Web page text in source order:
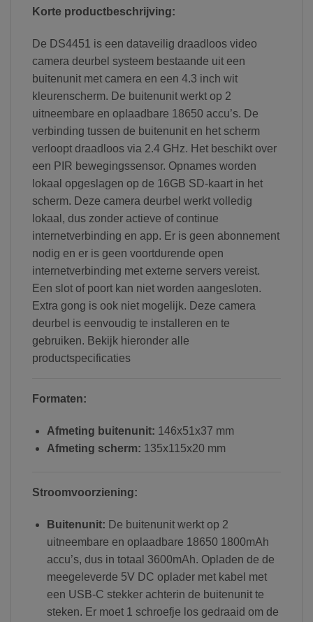
Korte productbeschrijving:
De DS4451 is een dataveilig draadloos video
camera deurbel systeem bestaande uit een
buitenunit met camera en een 4.3 inch wit
kleurenscherm. De buitenunit werkt op 2
uitneembare en oplaadbare 18650 accu’s. De
verbinding tussen de buitenunit en het scherm
verloopt draadloos via 2.4 GHz. Het beschikt over
een PIR bewegingssensor. Opnames worden
lokaal opgeslagen op de 16GB SD-kaart in het
scherm. Deze camera deurbel werkt volledig
lokaal, dus zonder actieve of continue
internetverbinding en app. Er is geen abonnement
nodig en er is geen voortdurende open
internetverbinding met externe servers vereist.
Een slot of poort kan niet worden aangesloten.
Extra gong is ook niet mogelijk. Deze camera
deurbel is eenvoudig te installeren en te
gebruiken. Bekijk hieronder alle
productspecificaties
Formaten:
Afmeting buitenunit: 146x51x37 mm
Afmeting scherm: 135x115x20 mm
Stroomvoorziening:
Buitenunit: De buitenunit werkt op 2
uitneembare en oplaadbare 18650 1800mAh
accu’s, dus in totaal 3600mAh. Opladen de de
meegeleverde 5V DC oplader met kabel met
een USB-C stekker achterin de buitenunit te
steken. Er moet 1 schroefje los gedraaid om de